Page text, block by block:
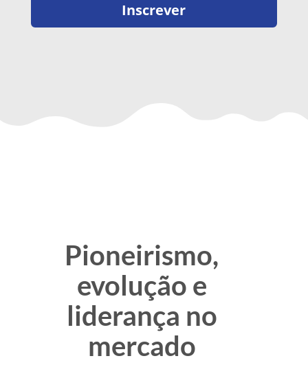
Inscrever
Pioneirismo,
evolução e
liderança no
mercado